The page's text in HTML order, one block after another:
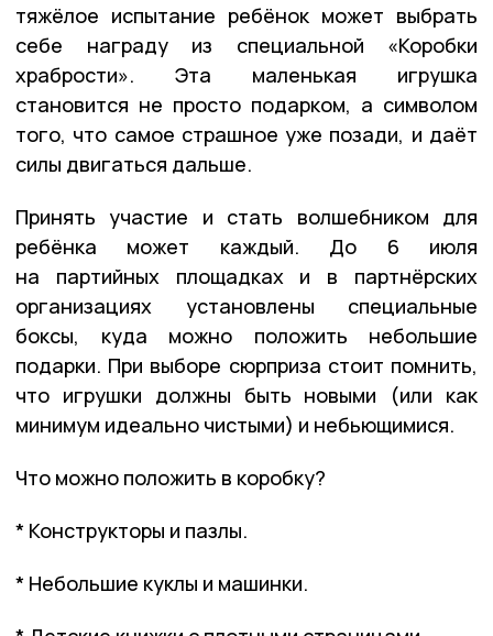
тяжёлое испытание ребёнок может выбрать
себе награду из специальной «Коробки
храбрости». Эта маленькая игрушка
становится не просто подарком, а символом
того, что самое страшное уже позади, и даёт
силы двигаться дальше.
Принять участие и стать волшебником для
ребёнка может каждый. До 6 июля
на партийных площадках и в партнёрских
организациях установлены специальные
боксы, куда можно положить небольшие
подарки. При выборе сюрприза стоит помнить,
что игрушки должны быть новыми (или как
минимум идеально чистыми) и небьющимися.
Что можно положить в коробку?
* Конструкторы и пазлы.
* Небольшие куклы и машинки.